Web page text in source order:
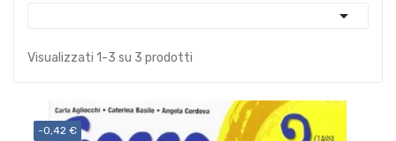

Visualizzati 1-3 su 3 prodotti
-0,42 €